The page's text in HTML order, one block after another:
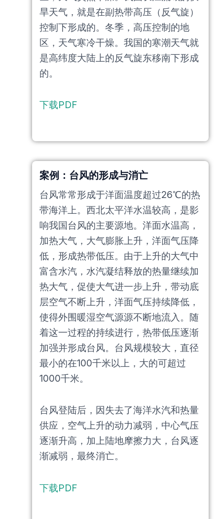
旱天气，就是在副热带高压（反气旋）
控制下形成的。冬季，高压控制的地
区，天气寒冷干燥。我国的寒潮天气就
是高纬度大陆上的反气旋东移南下形成
的。
下载PDF
案例：台风的形成与消亡
台风常常形成于洋面温度超过26℃的热
带海洋上。西北太平洋水温较高，是影
响我国台风的主要源地。洋面水温高，
加热大气，大气膨胀上升，洋面气压降
低，形成热带低压。由于上升的大气中
富含水汽，水汽凝结释放的热量继续加
热大气，促使大气进一步上升，带动底
层空气不断上升，洋面气压持续降低，
使得外围暖湿空气源源不断地流入。随
着这一过程的持续进行，热带低压逐渐
加强并形成台风。台风规模较大，直径
最小的在100千米以上，大的可超过
1000千米。
台风登陆后，因失去了海洋水汽和热量
供应，空气上升的动力减弱，中心气压
逐渐升高，加上陆地摩擦力大，台风逐
渐减弱，最终消亡。
下载PDF